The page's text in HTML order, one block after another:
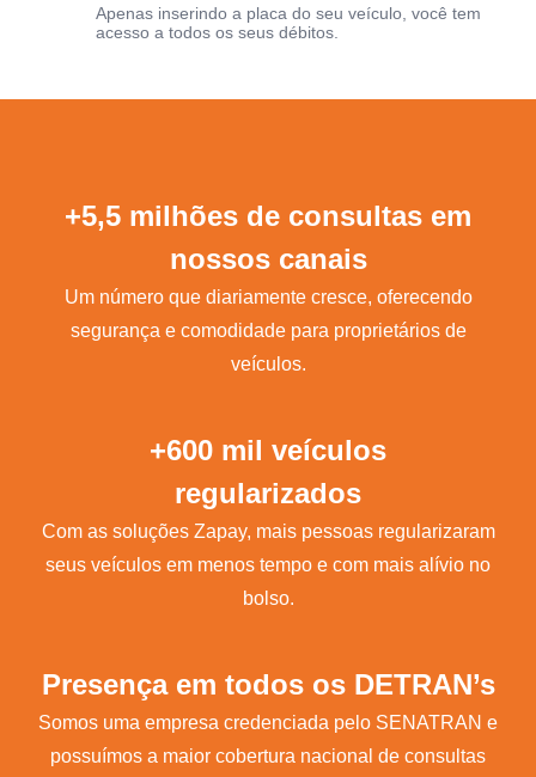
Apenas inserindo a placa do seu veículo, você tem
acesso a todos os seus débitos.
+5,5 milhões de consultas em
nossos canais
Um número que diariamente cresce, oferecendo
segurança e comodidade para proprietários de
veículos.
+600 mil veículos
regularizados
Com as soluções Zapay, mais pessoas regularizaram
seus veículos em menos tempo e com mais alívio no
bolso.
Presença em todos os DETRAN’s
Somos uma empresa credenciada pelo SENATRAN e
possuímos a maior cobertura nacional de consultas